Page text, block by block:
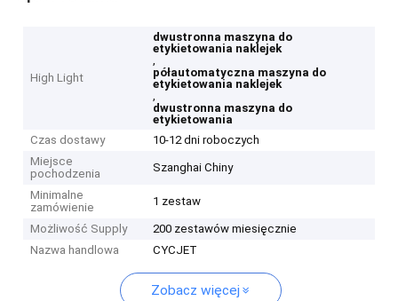
High Light
dwustronna maszyna do
etykietowania naklejek
,
półautomatyczna maszyna do
etykietowania naklejek
,
dwustronna maszyna do
etykietowania
Czas dostawy
10-12 dni roboczych
Miejsce
pochodzenia
Szanghai Chiny
Minimalne
zamówienie
1 zestaw
Możliwość Supply
200 zestawów miesięcznie
Nazwa handlowa
CYCJET
Zobacz więcej